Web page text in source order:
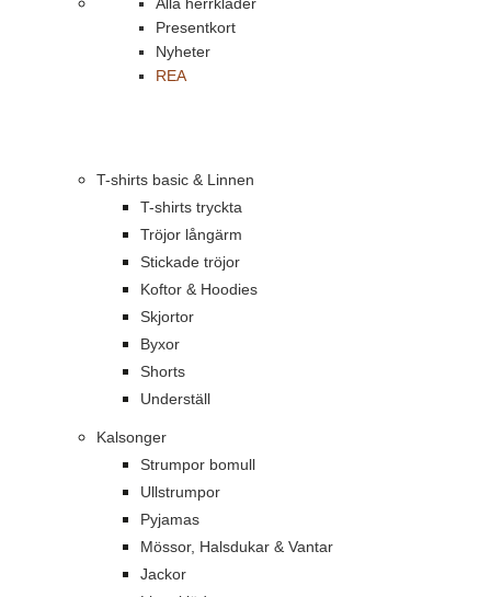
Presentkort
Nyheter
REA
T-shirts basic & Linnen
T-shirts tryckta
Tröjor långärm
Stickade tröjor
Koftor & Hoodies
Skjortor
Byxor
Shorts
Underställ
Kalsonger
Strumpor bomull
Ullstrumpor
Pyjamas
Mössor, Halsdukar & Vantar
Jackor